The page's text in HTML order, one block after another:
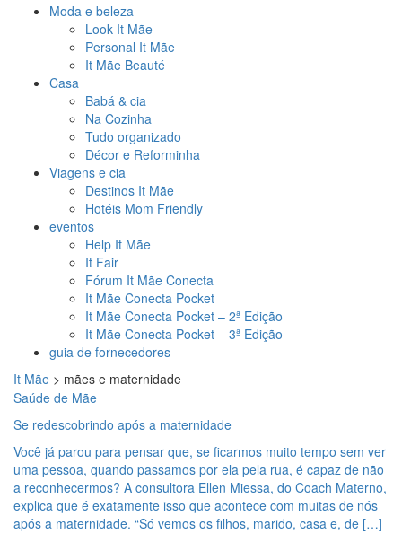
Moda e beleza
Look It Mãe
Personal It Mãe
It Mãe Beauté
Casa
Babá & cia
Na Cozinha
Tudo organizado
Décor e Reforminha
Viagens e cia
Destinos It Mãe
Hotéis Mom Friendly
eventos
Help It Mãe
It Fair
Fórum It Mãe Conecta
It Mãe Conecta Pocket
It Mãe Conecta Pocket – 2ª Edição
It Mãe Conecta Pocket – 3ª Edição
guia de fornecedores
It Mãe > mães e maternidade
Saúde de Mãe
Se redescobrindo após a maternidade
Você já parou para pensar que, se ficarmos muito tempo sem ver
uma pessoa, quando passamos por ela pela rua, é capaz de não
a reconhecermos? A consultora Ellen Miessa, do Coach Materno,
explica que é exatamente isso que acontece com muitas de nós
após a maternidade. “Só vemos os filhos, marido, casa e, de […]